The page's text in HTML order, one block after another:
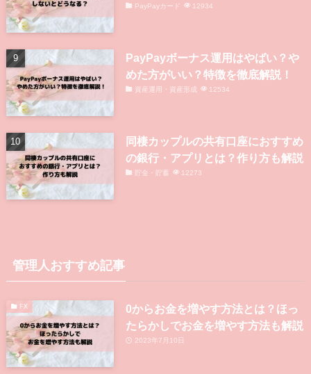
PayPayカード 12934
PayPayボーナス運用はやばい？や
めた方がいい？特徴を徹底解説！
資産運用・資産形成 12534
同棲カップルの共有口座におすすめ
の銀行・アプリとは？作り方も解説
貯金・貯蓄 12273
管理人おすすめ記事
FX
0からお金を増やす方法とは？ほっ
たらかしでお金を増やす方法も解説
2023年7月10日